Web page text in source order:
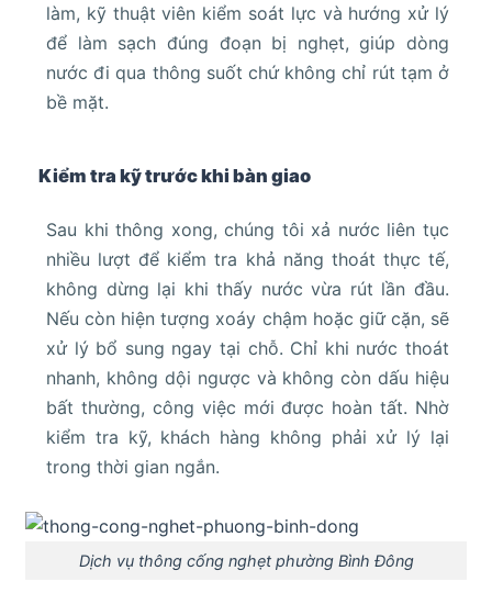
làm, kỹ thuật viên kiểm soát lực và hướng xử lý
để làm sạch đúng đoạn bị nghẹt, giúp dòng
nước đi qua thông suốt chứ không chỉ rút tạm ở
bề mặt.
Kiểm tra kỹ trước khi bàn giao
Sau khi thông xong, chúng tôi xả nước liên tục
nhiều lượt để kiểm tra khả năng thoát thực tế,
không dừng lại khi thấy nước vừa rút lần đầu.
Nếu còn hiện tượng xoáy chậm hoặc giữ cặn, sẽ
xử lý bổ sung ngay tại chỗ. Chỉ khi nước thoát
nhanh, không dội ngược và không còn dấu hiệu
bất thường, công việc mới được hoàn tất. Nhờ
kiểm tra kỹ, khách hàng không phải xử lý lại
trong thời gian ngắn.
Dịch vụ thông cống nghẹt phường Bình Đông